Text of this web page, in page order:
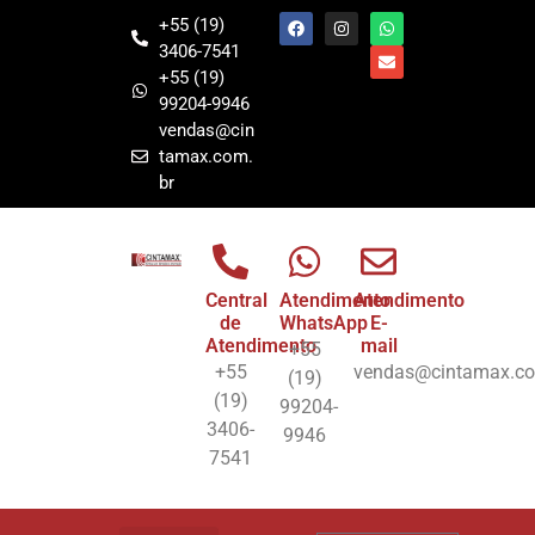
+55 (19)
3406-7541
+55 (19)
99204-9946
vendas@cin
tamax.com.
br
Central
de
Atendimento
+55
(19)
3406-
7541
Atendimento
WhatsApp
+55
(19)
99204-
9946
Atendimento
E-
mail